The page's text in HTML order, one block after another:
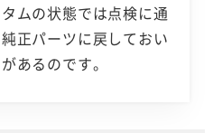
ムの状態では点検に通
正パーツに戻しておい
あるのです。